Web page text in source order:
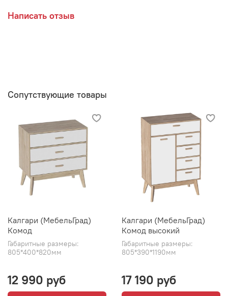
Написать отзыв
Сопутствующие товары
Калгари (МебельГрад)
Комод
Габаритные размеры:
805*400*820мм
12 990 руб
Калгари (МебельГрад)
Комод высокий
Габаритные размеры:
805*390*1190мм
17 190 руб